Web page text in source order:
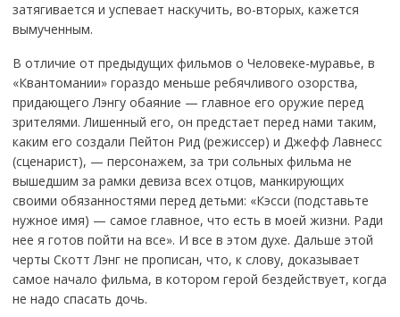
затягивается и успевает наскучить, во-вторых, кажется
вымученным.
В отличие от предыдущих фильмов о Человеке-муравье, в
«Квантомании» гораздо меньше ребячливого озорства,
придающего Лэнгу обаяние — главное его оружие перед
зрителями. Лишенный его, он предстает перед нами таким,
каким его создали Пейтон Рид (режиссер) и Джефф Лавнесс
(сценарист), — персонажем, за три сольных фильма не
вышедшим за рамки девиза всех отцов, манкирующих
своими обязанностями перед детьми: «Кэсси (подставьте
нужное имя) — самое главное, что есть в моей жизни. Ради
нее я готов пойти на все». И все в этом духе. Дальше этой
черты Скотт Лэнг не прописан, что, к слову, доказывает
самое начало фильма, в котором герой бездействует, когда
не надо спасать дочь.